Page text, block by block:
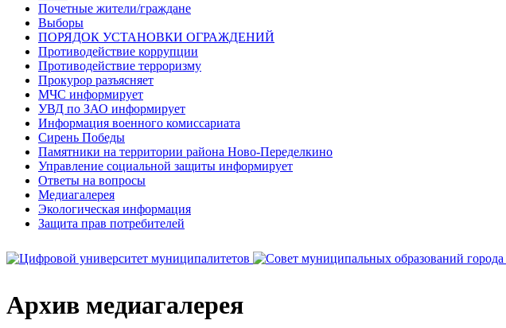
Почетные жители/граждане
Выборы
ПОРЯДОК УСТАНОВКИ ОГРАЖДЕНИЙ
Противодействие коррупции
Противодействие терроризму
Прокурор разъясняет
МЧС информирует
УВД по ЗАО информирует
Информация военного комиссариата
Сирень Победы
Памятники на территории района Ново-Переделкино
Управление социальной защиты информирует
Ответы на вопросы
Медиагалерея
Экологическая информация
Защита прав потребителей
Архив медиагалерея